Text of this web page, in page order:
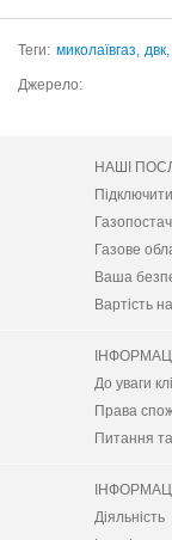
Теги: миколаївгаз, двк,
Джерело:
НАШІ
Газове
Ваша
Вартість
До уваги
Права
Питання та
Діяльність